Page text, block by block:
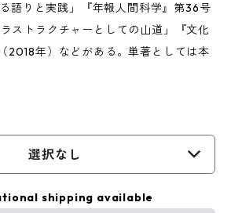
語りと実践」『年報人間科学』第36号
ストラクチャーとしての山道」『文化
2018年）などがある。単著としては本
選択なし
shipping available